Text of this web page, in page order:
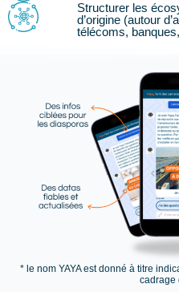
Structurer les
d’origine (autour
télécoms,
* le nom YAYA est donné à titre
cadrage